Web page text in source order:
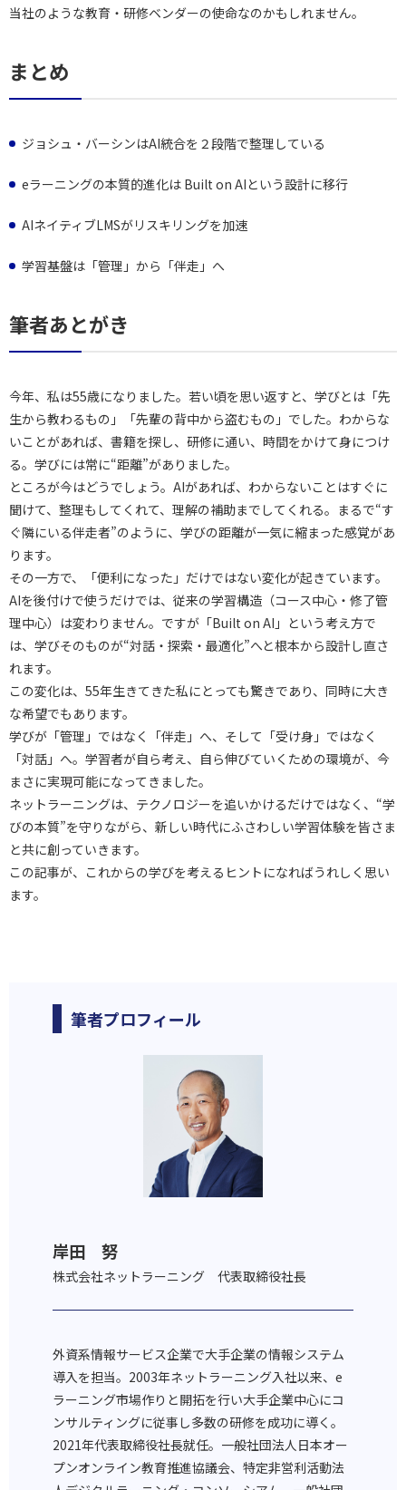
当社のような教育・研修ベンダーの使命なのかもしれません。
まとめ
ジョシュ・バーシンはAI統合を２段階で整理している
eラーニングの本質的進化は Built on AIという設計に移行
AIネイティブLMSがリスキリングを加速
学習基盤は「管理」から「伴走」へ
筆者あとがき
今年、私は55歳になりました。若い頃を思い返すと、学びとは「先
生から教わるもの」「先輩の背中から盗むもの」でした。わからな
いことがあれば、書籍を探し、研修に通い、時間をかけて身につけ
る。学びには常に“距離”がありました。
ところが今はどうでしょう。AIがあれば、わからないことはすぐに
聞けて、整理もしてくれて、理解の補助までしてくれる。まるで“す
ぐ隣にいる伴走者”のように、学びの距離が一気に縮まった感覚があ
ります。
その一方で、「便利になった」だけではない変化が起きています。
AIを後付けで使うだけでは、従来の学習構造（コース中心・修了管
理中心）は変わりません。ですが「Built on AI」という考え方で
は、学びそのものが“対話・探索・最適化”へと根本から設計し直さ
れます。
この変化は、55年生きてきた私にとっても驚きであり、同時に大き
な希望でもあります。
学びが「管理」ではなく「伴走」へ、そして「受け身」ではなく
「対話」へ。学習者が自ら考え、自ら伸びていくための環境が、今
まさに実現可能になってきました。
ネットラーニングは、テクノロジーを追いかけるだけではなく、“学
びの本質”を守りながら、新しい時代にふさわしい学習体験を皆さま
と共に創っていきます。
この記事が、これからの学びを考えるヒントになればうれしく思い
ます。
筆者プロフィール
岸田 努
株式会社ネットラーニング 代表取締役社長
外資系情報サービス企業で大手企業の情報システム
導入を担当。2003年ネットラーニング入社以来、e
ラーニング市場作りと開拓を行い大手企業中心にコ
ンサルティングに従事し多数の研修を成功に導く。
2021年代表取締役社長就任。一般社団法人日本オー
プンオンライン教育推進協議会、特定非営利活動法